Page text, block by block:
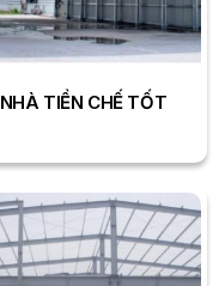
NHÀ TIỀN CHẾ TỐT